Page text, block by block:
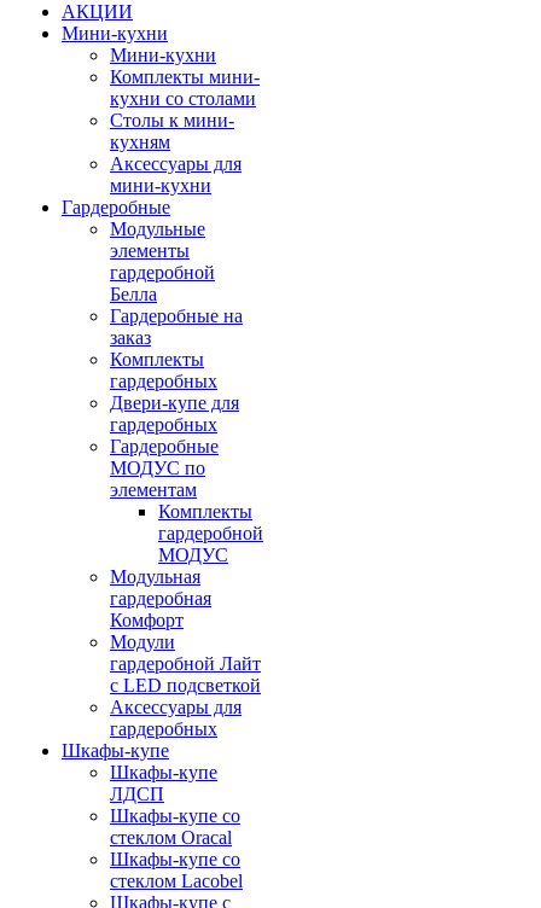
АКЦИИ
Мини-кухни
Мини-кухни
Комплекты мини-
кухни со столами
Столы к мини-
кухням
Аксессуары для
мини-кухни
Гардеробные
Модульные
элементы
гардеробной
Белла
Гардеробные на
заказ
Комплекты
гардеробных
Двери-купе для
гардеробных
Гардеробные
МОДУС по
элементам
Комплекты
гардеробной
МОДУС
Модульная
гардеробная
Комфорт
Модули
гардеробной Лайт
с LED подсветкой
Аксессуары для
гардеробных
Шкафы-купе
Шкафы-купе
ЛДСП
Шкафы-купе со
стеклом Oracal
Шкафы-купе со
стеклом Lacobel
Шкафы-купе с